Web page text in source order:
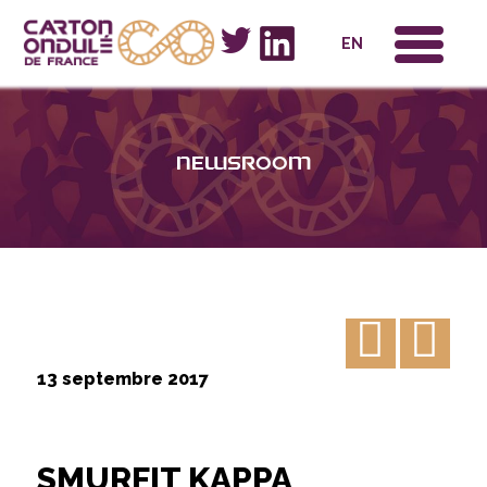
EN
Newsroom
13 septembre 2017
SMURFIT KAPPA